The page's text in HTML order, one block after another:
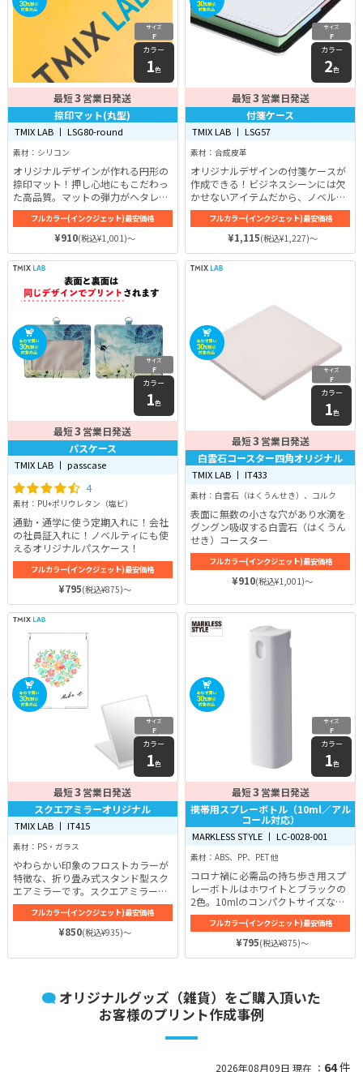
サイズ
F
カラー
1色
最短3 営業日発送
捺印マット(丸型)
TMIX LAB 丨 LSG80-round
素材：シリコン
オリジナルデザインが作れる円形の
捺印マット！押し心地にもこだわっ
た高品質。マットの弾力がヘタレに
くく、長期間使用きれいに印鑑が押
せる。フルカラー(インクジェット)最安価格
¥910(税込¥1,001)～
サイズ
F
カラー
2色
最短3 営業日発送
付箋ケース
TMIX LAB 丨 LSG57
素材：合成皮革
オリジナルデザインの付箋ケースが
作成できる！ビジネスシーンには欠
かせないアイテムだから、ノベルテ
ィやイベント販促にもぴったり。ス
リムな正方形で持ち運びしやすい。
高品質印刷で、まるで市販品のよう
な高級感のある仕上がりに。
フルカラー(インクジェット)最安価格
¥1,115(税込¥1,227)～
サイズ
F
カラー
1色
最短3 営業日発送
パスケース
TMIX LAB 丨 passcase
4
素材：PU+ポリウレタン（塩ビ）
通勤・通学に使う定期入れに！会社
の社員証入れに！ノベルティにも使
えるオリジナルパスケース！
フルカラー(インクジェット)最安価格
¥795(税込¥875)～
サイズ
F
カラー
1色
最短3 営業日発送
白雲石コースター四角オリジナル
TMIX LAB 丨 IT433
素材：白雲石（はくうんせき）、コルク
表面に無数の小さな穴があり水滴を
グングン吸収する白雲石（はくうん
せき）コースター
フルカラー(インクジェット)最安価格
¥910(税込¥1,001)～
サイズ
F
カラー
1色
最短3 営業日発送
スクエアミラーオリジナル
TMIX LAB 丨 IT415
素材：PS・ガラス
やわらかい印象のフロストカラーが
特徴な、折り畳み式スタンド型スク
エアミラーです。スクエアミラーオ
リジナルのサイズ（折り畳み時）は
幅約92mm、高さ約115mm。カラ
ーは人気でプリントが映えるホワイ
フルカラー(インクジェット)最安価格
¥850(税込¥935)～
サイズ
F
カラー
1色
最短3 営業日発送
携帯用スプレーボトル（10ml／アル
コール対応）
MARKLESS STYLE 丨 LC-0028-001
素材：ABS、PP、PET 他
コロナ禍に必需品の持ち歩き用スプ
レーボトルはホワイトとブラックの
2色。10mlのコンパクトサイズなの
で持ち運びにも便利です。
フルカラー(インクジェット)最安価格
¥795(税込¥875)～
オリジナルグッズ（雑貨）をご購入頂いた
お客様のプリント作成事例
2026年08月09日 現在 ： 64件